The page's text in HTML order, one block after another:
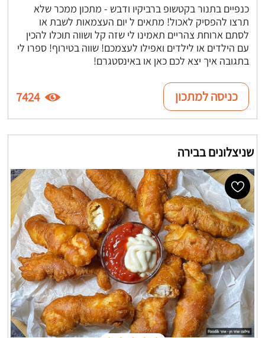
כנפיים בתנור בקטשופ ברביקיו ודבש - מתכון ממכר שלא
תרצו להפסיק לאכול! מתאים ל יום העצמאות לשבת או
לסתם ארוחת צהריים תאמינו לי שזה קל ושווה תוכלו להכין
עם הילדים או לילדים ואפילו לעצמכם! שווה בטירוף! ספרו לי
בתגובה איך יצא לכם כאן או באינסטגרם!
כניסה למתכון 7424
שניצלונים בבירה